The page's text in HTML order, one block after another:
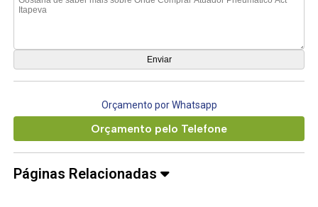
Orçamento por Whatsapp
Orçamento pelo Telefone
Páginas Relacionadas